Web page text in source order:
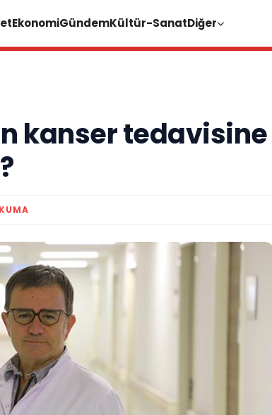
EkonomiGündemKültür-SanatDiğer
kanser tedavisine